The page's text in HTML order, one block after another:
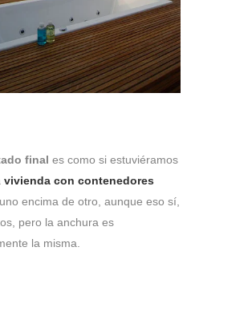
final es como si estuviéramos
vivienda con contenedores
encima de otro, aunque eso sí,
pero la anchura es
la misma.